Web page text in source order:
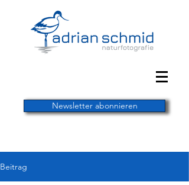
Newsletter abonnieren
Beitrag